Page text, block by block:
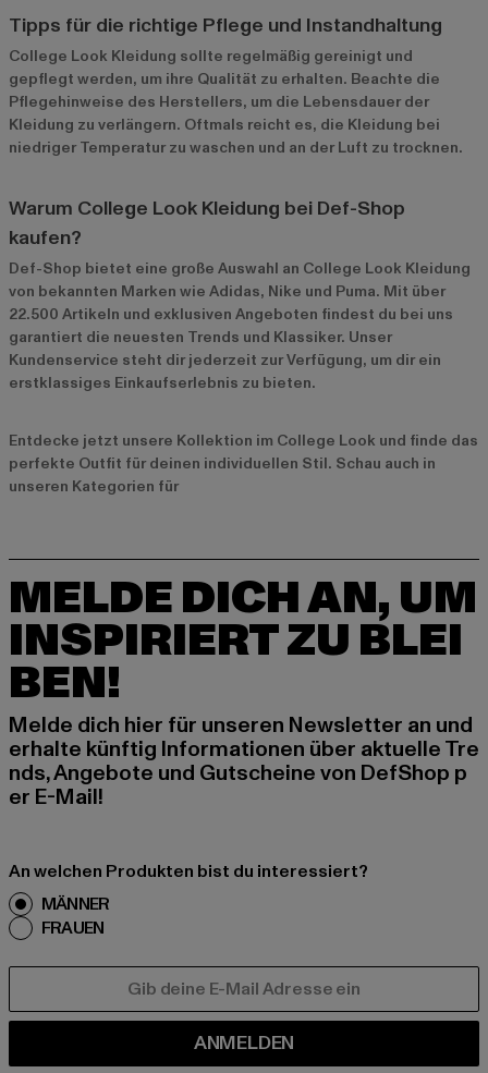
Tipps für die richtige Pflege und Instandhaltung
College Look Kleidung sollte regelmäßig gereinigt und
gepflegt werden, um ihre Qualität zu erhalten. Beachte die
Pflegehinweise des Herstellers, um die Lebensdauer der
Kleidung zu verlängern. Oftmals reicht es, die Kleidung bei
niedriger Temperatur zu waschen und an der Luft zu trocknen.
Warum College Look Kleidung bei Def-Shop
kaufen?
Def-Shop bietet eine große Auswahl an College Look Kleidung
von bekannten Marken wie Adidas, Nike und Puma. Mit über
22.500 Artikeln und exklusiven Angeboten findest du bei uns
garantiert die neuesten Trends und Klassiker. Unser
Kundenservice steht dir jederzeit zur Verfügung, um dir ein
erstklassiges Einkaufserlebnis zu bieten.
Entdecke jetzt unsere Kollektion im College Look und finde das
perfekte Outfit für deinen individuellen Stil. Schau auch in
unseren Kategorien für
MELDE DICH AN, UM
INSPIRIERT ZU BLEI
BEN!
Melde dich hier für unseren Newsletter an und
erhalte künftig Informationen über aktuelle Tre
nds, Angebote und Gutscheine von DefShop p
er E-Mail!
An welchen Produkten bist du interessiert?
MÄNNER
FRAUEN
ANMELDEN